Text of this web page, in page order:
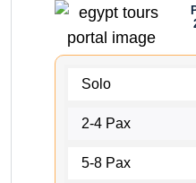
Solo
2-4 Pax
5-8 Pax